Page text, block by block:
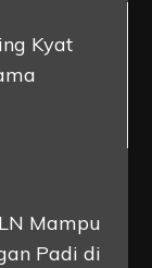
Kyat
Mampu
Padi di